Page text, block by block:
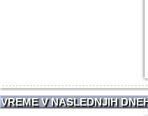
VREME V NASLEDNJIH